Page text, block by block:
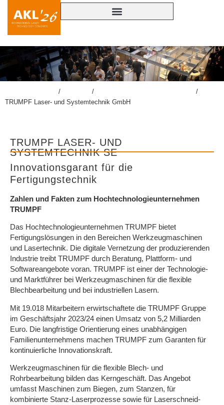
/ /
/
TRUMPF Laser- und Systemtechnik GmbH
TRUMPF LASER- UND
SYSTEMTECHNIK SE
Innovationsgarant für die
Fertigungstechnik
Zahlen und Fakten zum Hochtechnologieunternehmen
TRUMPF
Das Hochtechnologieunternehmen TRUMPF bietet
Fertigungslösungen in den Bereichen Werkzeugmaschinen
und Lasertechnik. Die digitale Vernetzung der produzierenden
Industrie treibt TRUMPF durch Beratung, Plattform- und
Softwareangebote voran. TRUMPF ist einer der Technologie-
und Marktführer bei Werkzeugmaschinen für die flexible
Blechbearbeitung und bei industriellen Lasern.
Mit 19.018 Mitarbeitern erwirtschaftete die TRUMPF Gruppe
im Geschäftsjahr 2023/24 einen Umsatz von 5,2 Milliarden
Euro. Die langfristige Orientierung eines unabhängigen
Familienunternehmens machen TRUMPF zum Garanten für
kontinuierliche Innovationskraft.
Werkzeugmaschinen für die flexible Blech- und
Rohrbearbeitung bilden das Kerngeschäft. Das Angebot
umfasst Maschinen zum Biegen, zum Stanzen, für
kombinierte Stanz-Laserprozesse sowie für Laserschneid-